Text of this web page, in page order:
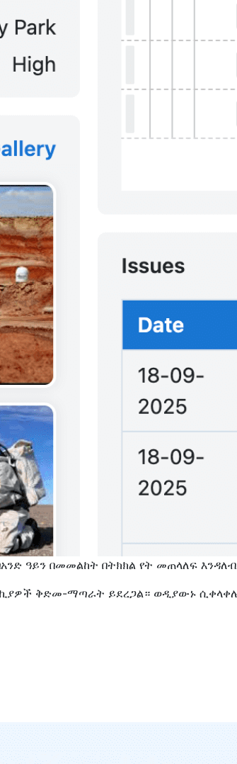
ዓይን በመመልከት በትክክል የት መጠላለፍ
ቅድመ-ማጣራት ይደረጋል። ወዲያውኑ